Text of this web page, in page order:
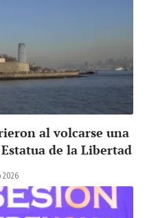
al volcarse una
de la Libertad
2026